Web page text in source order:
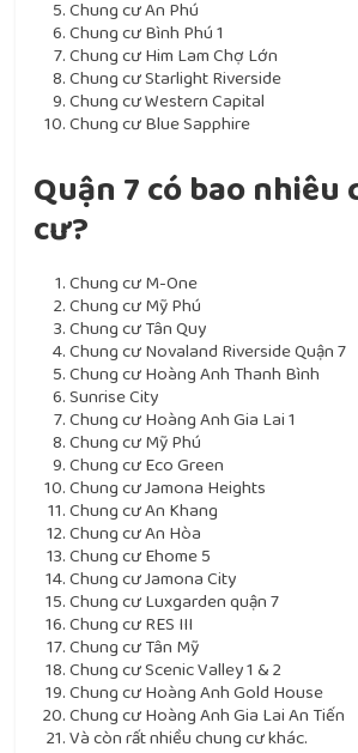
Chung cư An Phú
Chung cư Bình Phú 1
Chung cư Him Lam Chợ Lớn
Chung cư Starlight Riverside
Chung cư Western Capital
Chung cư Blue Sapphire
Quận 7 có bao nhiêu
cư?
Chung cư M-One
Chung cư Mỹ Phú
Chung cư Tân Quy
Chung cư Novaland Riverside Quận 7
Chung cư Hoàng Anh Thanh Bình
Sunrise City
Chung cư Hoàng Anh Gia Lai 1
Chung cư Mỹ Phú
Chung cư Eco Green
Chung cư Jamona Heights
Chung cư An Khang
Chung cư An Hòa
Chung cư Ehome 5
Chung cư Jamona City
Chung cư Luxgarden quận 7
Chung cư RES III
Chung cư Tân Mỹ
Chung cư Scenic Valley 1 & 2
Chung cư Hoàng Anh Gold House
Chung cư Hoàng Anh Gia Lai An Tiến
Và còn rất nhiều chung cư khác.